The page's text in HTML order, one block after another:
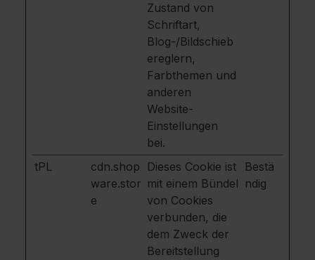
Zustand von
Schriftart,
Blog-/Bildschieb
ereglern,
Farbthemen und
anderen
Website-
Einstellungen
bei.
tPL
cdn.shop
ware.stor
e
Dieses Cookie ist
mit einem Bündel
von Cookies
verbunden, die
dem Zweck der
Bereitstellung
Bestä
ndig